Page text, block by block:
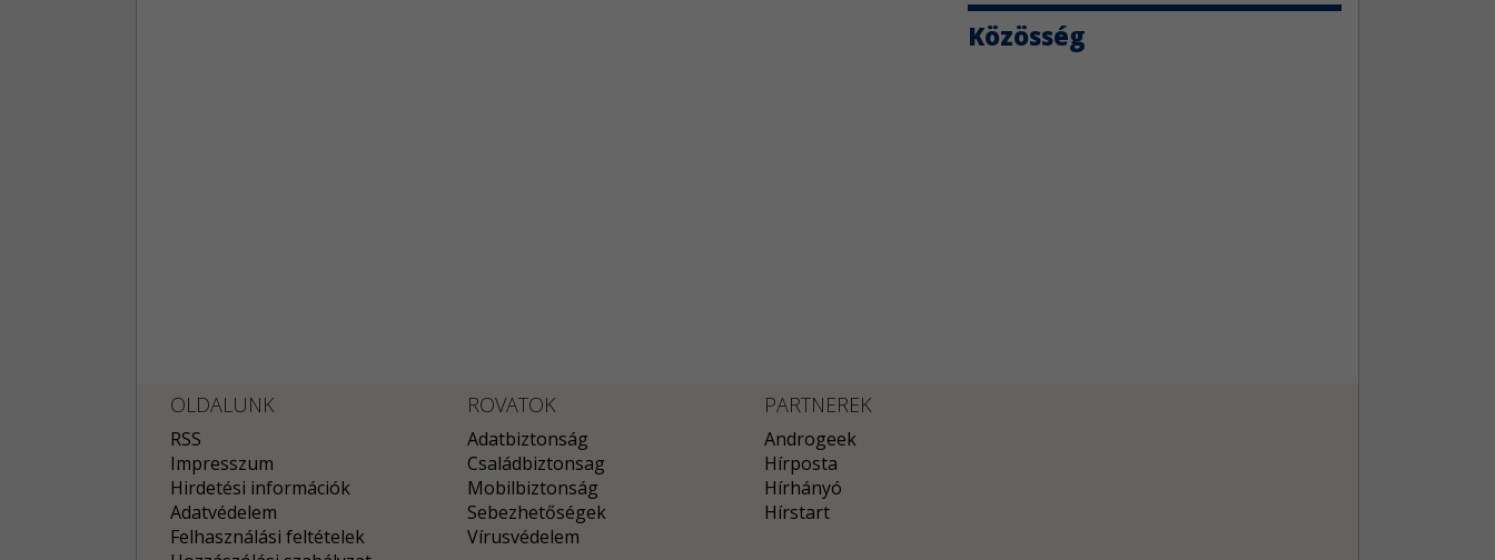
Közösség
OLDALUNK
RSS
Impresszum
Hirdetési információk
Adatvédelem
Felhasználási feltételek
ROVATOK
Adatbiztonság
Családbiztonsag
Mobilbiztonság
Sebezhetőségek
Vírusvédelem
PARTNEREK
Androgeek
Hírposta
Hírhányó
Hírstart